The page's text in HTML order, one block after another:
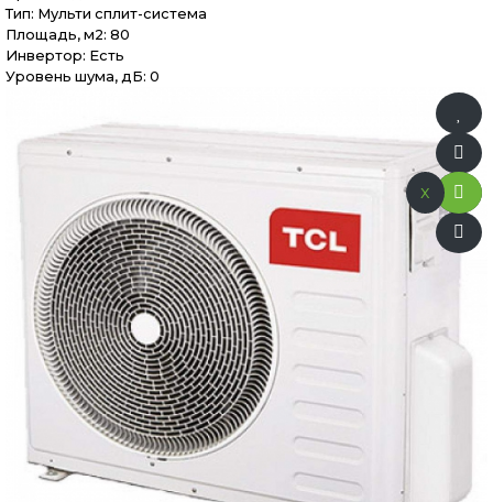
Тип: Мульти сплит-система
Площадь, м2: 80
Инвертор: Есть
Уровень шума, дБ: 0
x